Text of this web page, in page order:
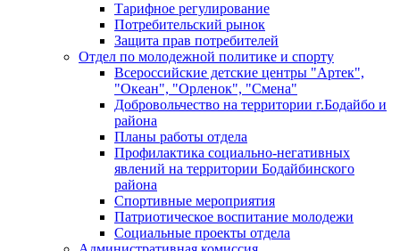
Тарифное регулирование
Потребительский рынок
Защита прав потребителей
Отдел по молодежной политике и спорту
Всероссийские детские центры "Артек",
"Океан", "Орленок", "Смена"
Добровольчество на территории г.Бодайбо и
района
Планы работы отдела
Профилактика социально-негативных
явлений на территории Бодайбинского
района
Спортивные мероприятия
Патриотическое воспитание молодежи
Социальные проекты отдела